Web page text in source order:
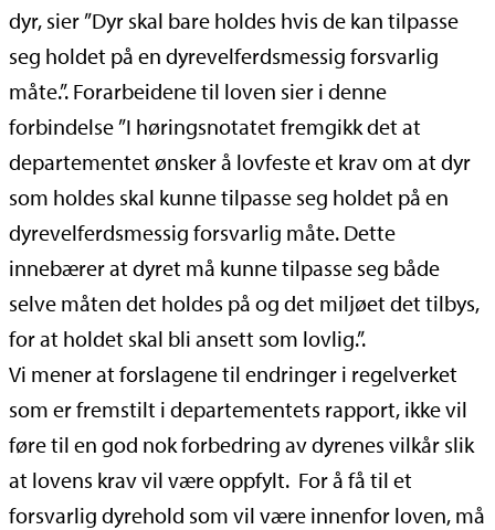
dyr, sier ”Dyr skal bare holdes hvis de kan tilpasse
seg holdet på en dyrevelferdsmessig forsvarlig
måte.”. Forarbeidene til loven sier i denne
forbindelse ”I høringsnotatet fremgikk det at
departementet ønsker å lovfeste et krav om at dyr
som holdes skal kunne tilpasse seg holdet på en
dyrevelferdsmessig forsvarlig måte. Dette
innebærer at dyret må kunne tilpasse seg både
selve måten det holdes på og det miljøet det tilbys,
for at holdet skal bli ansett som lovlig.”.
Vi mener at forslagene til endringer i regelverket
som er fremstilt i departementets rapport, ikke vil
føre til en god nok forbedring av dyrenes vilkår slik
at lovens krav vil være oppfylt. For å få til et
forsvarlig dyrehold som vil være innenfor loven, må